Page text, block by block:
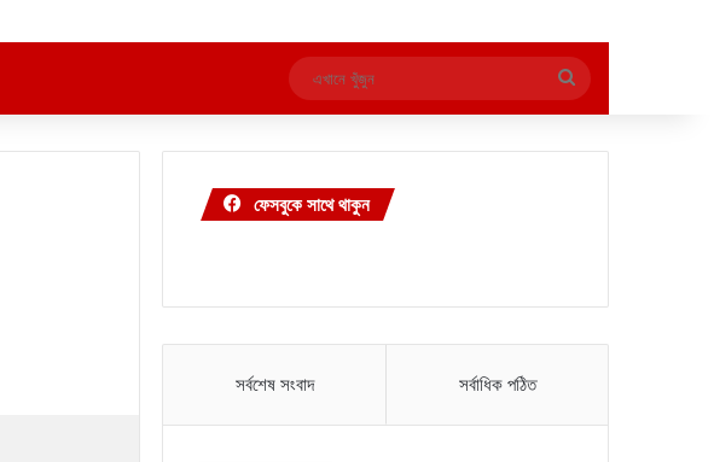
এখানে
খুঁজুন
ফেসবুকে সাথে থাকুন
সর্বশেষ সংবাদ সর্বাধিক পঠিত